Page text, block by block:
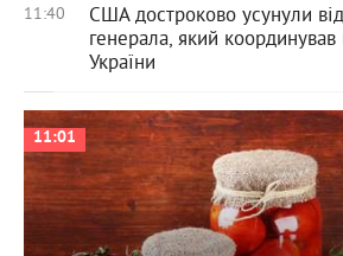
11:40
США достроково усунули
генерала, який координував
України
11:01